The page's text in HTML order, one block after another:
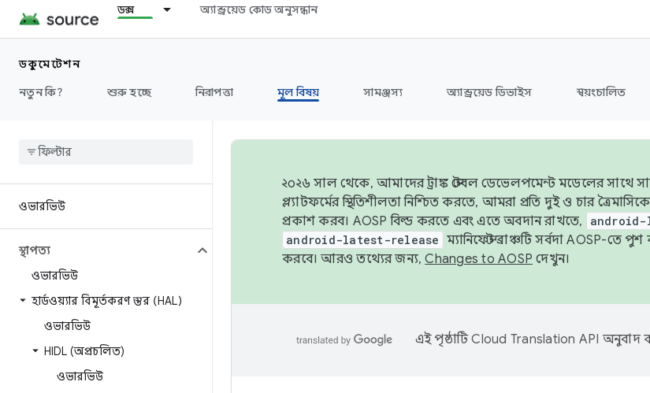
ডক্স অ্যান্ড্রয়েড কোড অনুসন্ধান
ডকুমেন্টেশন
নতুন কি?
শুরু হচ্ছে নিরাপত্তা মূল বিষয় সামঞ্জস্য অ্যান্ড্রয়েড ডিভাইস স্বয়ংচালিত
ওভারভিউ
স্থাপত্য
ওভারভিউ
হার্ডওয়্যার বিমূর্তকরণ স্তর (HAL)
ওভারভিউ
HIDL (অপ্রচলিত)
ওভারভিউ
২০২৬ সাল থেকে, আমাদের ট্রাঙ্ক স্টেবল ডেভেলপমেন্ট মডেলের সাথে
প্ল্যাটফর্মের স্থিতিশীলতা নিশ্চিত করতে, আমরা প্রতি দুই ও চার
প্রকাশ করব। AOSP বিল্ড করতে এবং এতে অবদান রাখতে,
android-latest-release ম্যানিফেস্ট ব্রাঞ্চটি সর্বদা AOSP-তে
করবে। আরও তথ্যের জন্য,Changes to AOSP দেখুন।
এই পৃষ্ঠাটিCloud Translation API অনুবাদ